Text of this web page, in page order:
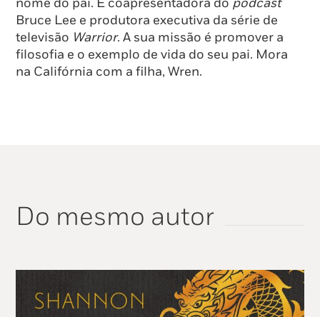
nome do pai. É coapresentadora do podcast
Bruce Lee e produtora executiva da série de
televisão Warrior. A sua missão é promover a
filosofia e o exemplo de vida do seu pai. Mora
na Califórnia com a filha, Wren.
Do mesmo autor